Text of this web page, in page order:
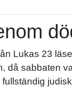
Lukas 23
sabbaten